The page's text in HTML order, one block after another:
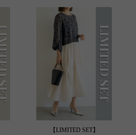
【LIMITED SET】